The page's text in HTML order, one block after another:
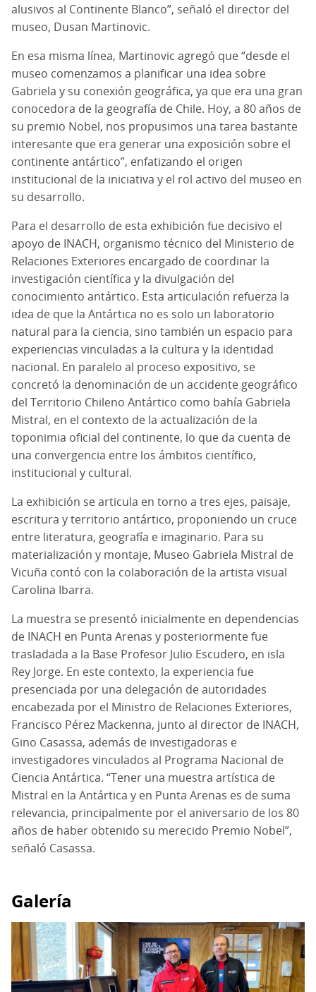
alusivos al Continente Blanco”, señaló el director del
museo, Dusan Martinovic.
En esa misma línea, Martinovic agregó que “desde el
museo comenzamos a planificar una idea sobre
Gabriela y su conexión geográfica, ya que era una gran
conocedora de la geografía de Chile. Hoy, a 80 años de
su premio Nobel, nos propusimos una tarea bastante
interesante que era generar una exposición sobre el
continente antártico”, enfatizando el origen
institucional de la iniciativa y el rol activo del museo en
su desarrollo.
Para el desarrollo de esta exhibición fue decisivo el
apoyo de INACH, organismo técnico del Ministerio de
Relaciones Exteriores encargado de coordinar la
investigación científica y la divulgación del
conocimiento antártico. Esta articulación refuerza la
idea de que la Antártica no es solo un laboratorio
natural para la ciencia, sino también un espacio para
experiencias vinculadas a la cultura y la identidad
nacional. En paralelo al proceso expositivo, se
concretó la denominación de un accidente geográfico
del Territorio Chileno Antártico como bahía Gabriela
Mistral, en el contexto de la actualización de la
toponimia oficial del continente, lo que da cuenta de
una convergencia entre los ámbitos científico,
institucional y cultural.
La exhibición se articula en torno a tres ejes, paisaje,
escritura y territorio antártico, proponiendo un cruce
entre literatura, geografía e imaginario. Para su
materialización y montaje, Museo Gabriela Mistral de
Vicuña contó con la colaboración de la artista visual
Carolina Ibarra.
La muestra se presentó inicialmente en dependencias
de INACH en Punta Arenas y posteriormente fue
trasladada a la Base Profesor Julio Escudero, en isla
Rey Jorge. En este contexto, la experiencia fue
presenciada por una delegación de autoridades
encabezada por el Ministro de Relaciones Exteriores,
Francisco Pérez Mackenna, junto al director de INACH,
Gino Casassa, además de investigadoras e
investigadores vinculados al Programa Nacional de
Ciencia Antártica. “Tener una muestra artística de
Mistral en la Antártica y en Punta Arenas es de suma
relevancia, principalmente por el aniversario de los 80
años de haber obtenido su merecido Premio Nobel”,
señaló Casassa.
Galería